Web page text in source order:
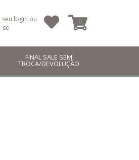
seu login ou
se
0
FINAL SALE SEM
TROCA/DEVOLUÇÃO